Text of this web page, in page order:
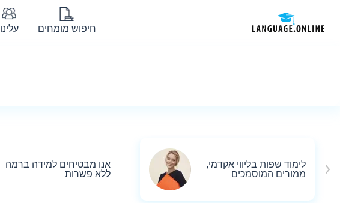
חיפוש מומחים עלינו
לימוד שפות בליווי אקדמי,
ממורים המוסמכים
אנו מבטיחים למידה ברמה
ללא פשרות